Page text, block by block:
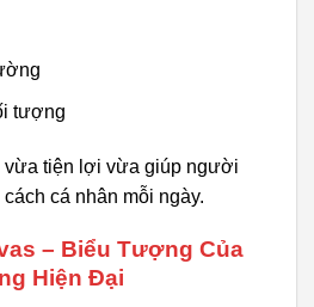
tượng
vừa tiện lợi vừa giúp người
cá nhân mỗi ngày.
– Biểu Tượng Của
Hiện Đại